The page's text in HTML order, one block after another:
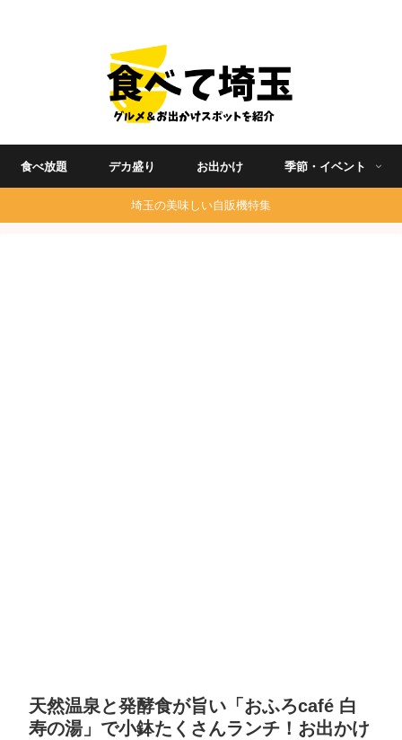
食べ放題 デカ盛り お出かけ 季節・イベント
埼玉の美味しい自販機特集
天然温泉と発酵食が旨い「おふろcafé 白
寿の湯」で小鉢たくさんランチ！お出かけ